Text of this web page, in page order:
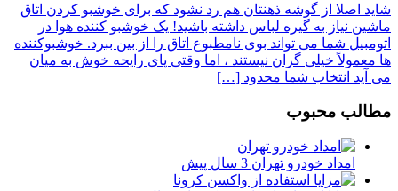
شاید اصلا از گوشه ذهنتان هم رد نشود که برای خوشبو کردن اتاق
ماشین نیاز به گیره لباس داشته باشید! یک خوشبو کننده هوا در
اتومبیل شما می تواند بوی نامطبوع اتاق را از بین ببرد. خوشبوکننده
ها معمولاً خیلی گران نیستند ، اما وقتی پای رایحه خوش به میان
می آید انتخاب شما محدود […]
مطالب محبوب
امداد خودرو تهران 3 سال پیش